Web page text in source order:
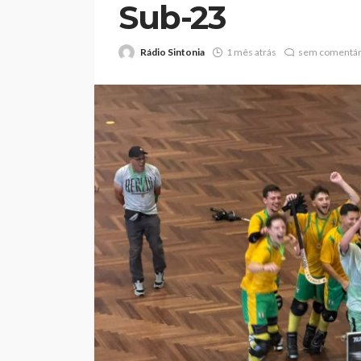
Sub-23
Rádio Sintonia 1 mês atrás sem